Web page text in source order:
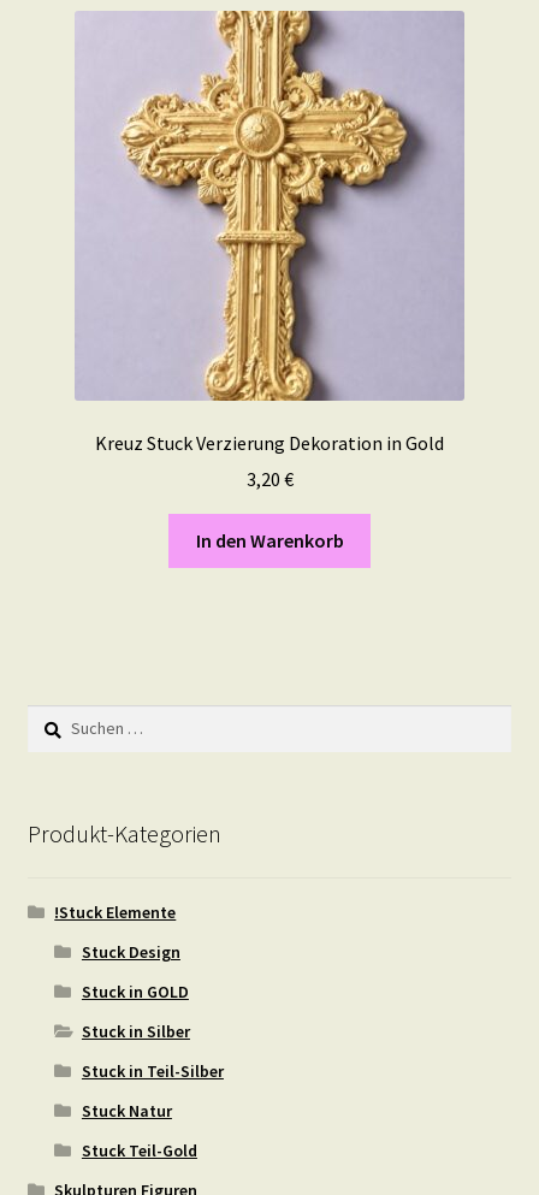
Kreuz Stuck Verzierung Dekoration in Gold
3,20 €
In den Warenkorb
Suchen
nach:
Produkt-Kategorien
!Stuck Elemente
Stuck Design
Stuck in GOLD
Stuck in Silber
Stuck in Teil-Silber
Stuck Natur
Stuck Teil-Gold
Skulpturen Figuren